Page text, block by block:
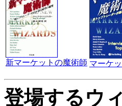
新マーケットの魔術師 マーケ
登場するウ